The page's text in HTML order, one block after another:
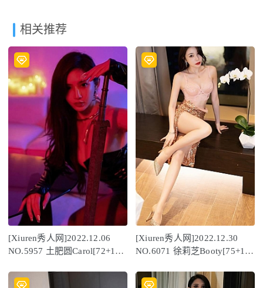
相关推荐
[Xiuren秀人网]2022.12.06
NO.5957 土肥圆Carol[72+1P
[Xiuren秀人网]2022.12.30
NO.6071 徐莉芝Booty[75+1P